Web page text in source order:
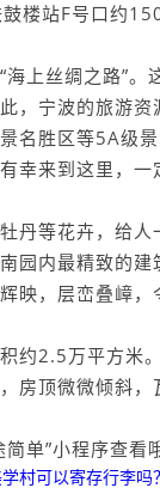
楼站F号口约150
上丝绸之路”。
，宁波的旅游
名胜区等5A级景
幸来到这里，一
丹等花卉，给人
园内最精致的建
映，层峦叠嶂，
约2.5万平方米
房顶微微倾斜
单”小程序查看哦
村可以寄存行李吗